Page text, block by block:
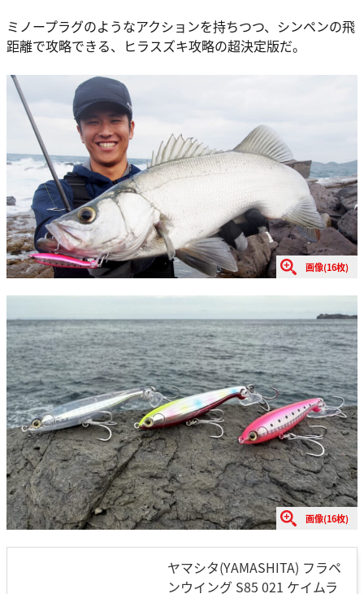
ミノープラグのようなアクションを持ちつつ、シンペンの飛
距離で攻略できる、ヒラスズキ攻略の超決定版だ。
画像(16枚)
画像(16枚)
ヤマシタ(YAMASHITA) フラペ
ンウイング S85 021 ケイムラ